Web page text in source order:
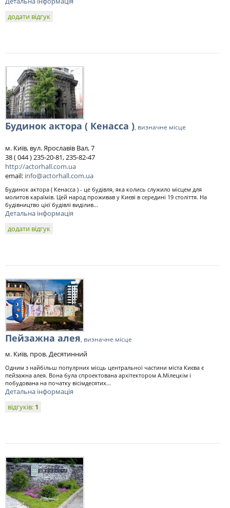
додати відгук
Будинок актора ( Кенасса ), визначне місце
м. Київ, вул. Ярославів Вал, 7
38 ( 044 ) 235-20-81, 235-82-47
http://actorhall.com.ua
email: info@actorhall.com.ua
Будинок актора ( Кенасса ) - це будівля, яка колись служило місцем для
молитов караїмів. Цей народ проживав у Києві в середині 19 століття. На
будівництво цієї будівлі виділив...
Детальна інформація
додати відгук
Пейзажна алея, визначне місце
м. Київ, пров. Десятинний
Одним з найбільш популрних місць центральної частини міста Києва є
пейзажна алея. Вона була спроектована архітектором А.Мілецкім і
побудована на початку вісімдесятих...
Детальна інформація
відгуків: 1